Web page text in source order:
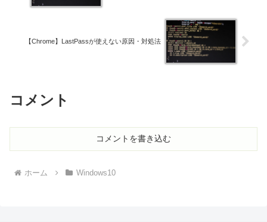
【Chrome】LastPassが使えない原因・対処法
コメント
コメントを書き込む
ホーム Windows10